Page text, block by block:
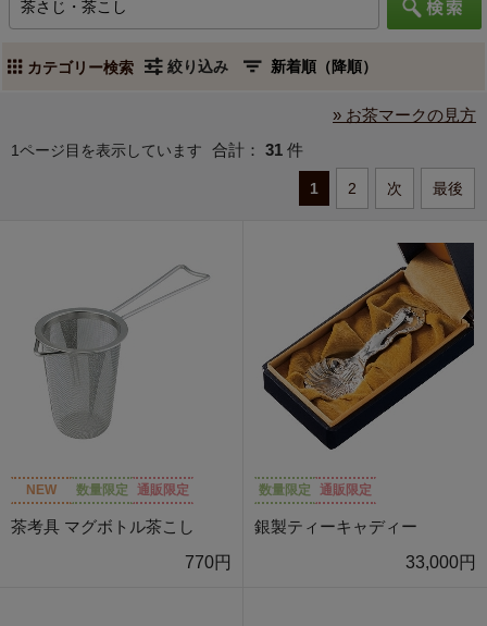
カテゴリー検索 絞り込み
» お茶マークの見方
1ページ目を表示しています 合計： 31 件
1 2 次 最後
NEW 数量限定 通販限定
茶考具 マグボトル茶こし
770円
数量限定 通販限定
銀製ティーキャディー
33,000円